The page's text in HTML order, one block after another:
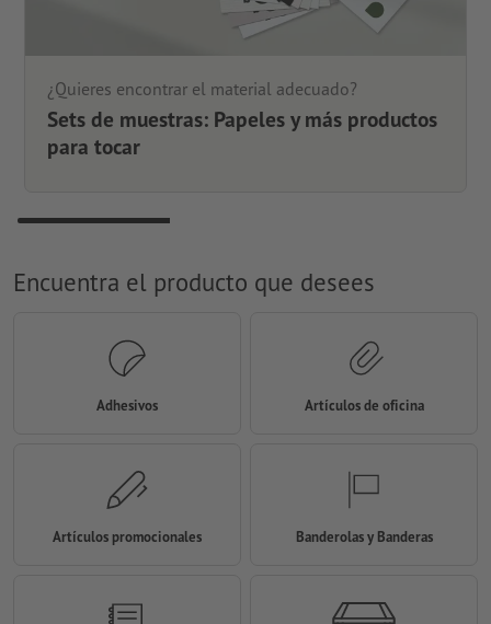
¿Quieres encontrar el material adecuado?
Sets de muestras: Papeles y más productos
para tocar
Encuentra el producto que desees
Adhesivos Artículos de oficina
Artículos promocionales Banderolas y Banderas